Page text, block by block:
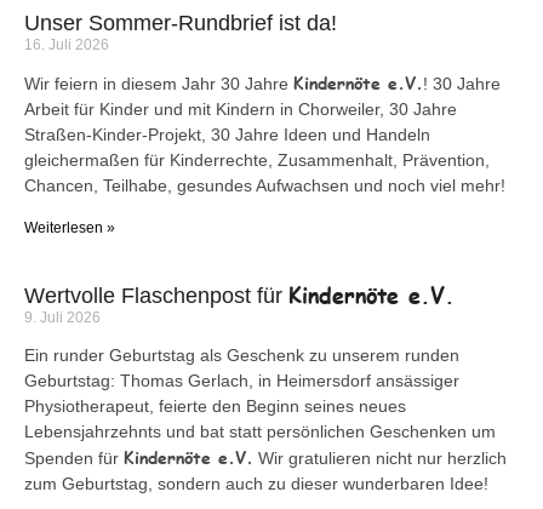
Unser Sommer-Rundbrief ist da!
16. Juli 2026
Wir feiern in diesem Jahr 30 Jahre Kindernöte e.V.! 30 Jahre
Arbeit für Kinder und mit Kindern in Chorweiler, 30 Jahre
Straßen-Kinder-Projekt, 30 Jahre Ideen und Handeln
gleichermaßen für Kinderrechte, Zusammenhalt, Prävention,
Chancen, Teilhabe, gesundes Aufwachsen und noch viel mehr!
Weiterlesen »
Wertvolle Flaschenpost für Kindernöte e.V.
9. Juli 2026
Ein runder Geburtstag als Geschenk zu unserem runden
Geburtstag: Thomas Gerlach, in Heimersdorf ansässiger
Physiotherapeut, feierte den Beginn seines neues
Lebensjahrzehnts und bat statt persönlichen Geschenken um
Spenden für Kindernöte e.V. Wir gratulieren nicht nur herzlich
zum Geburtstag, sondern auch zu dieser wunderbaren Idee!